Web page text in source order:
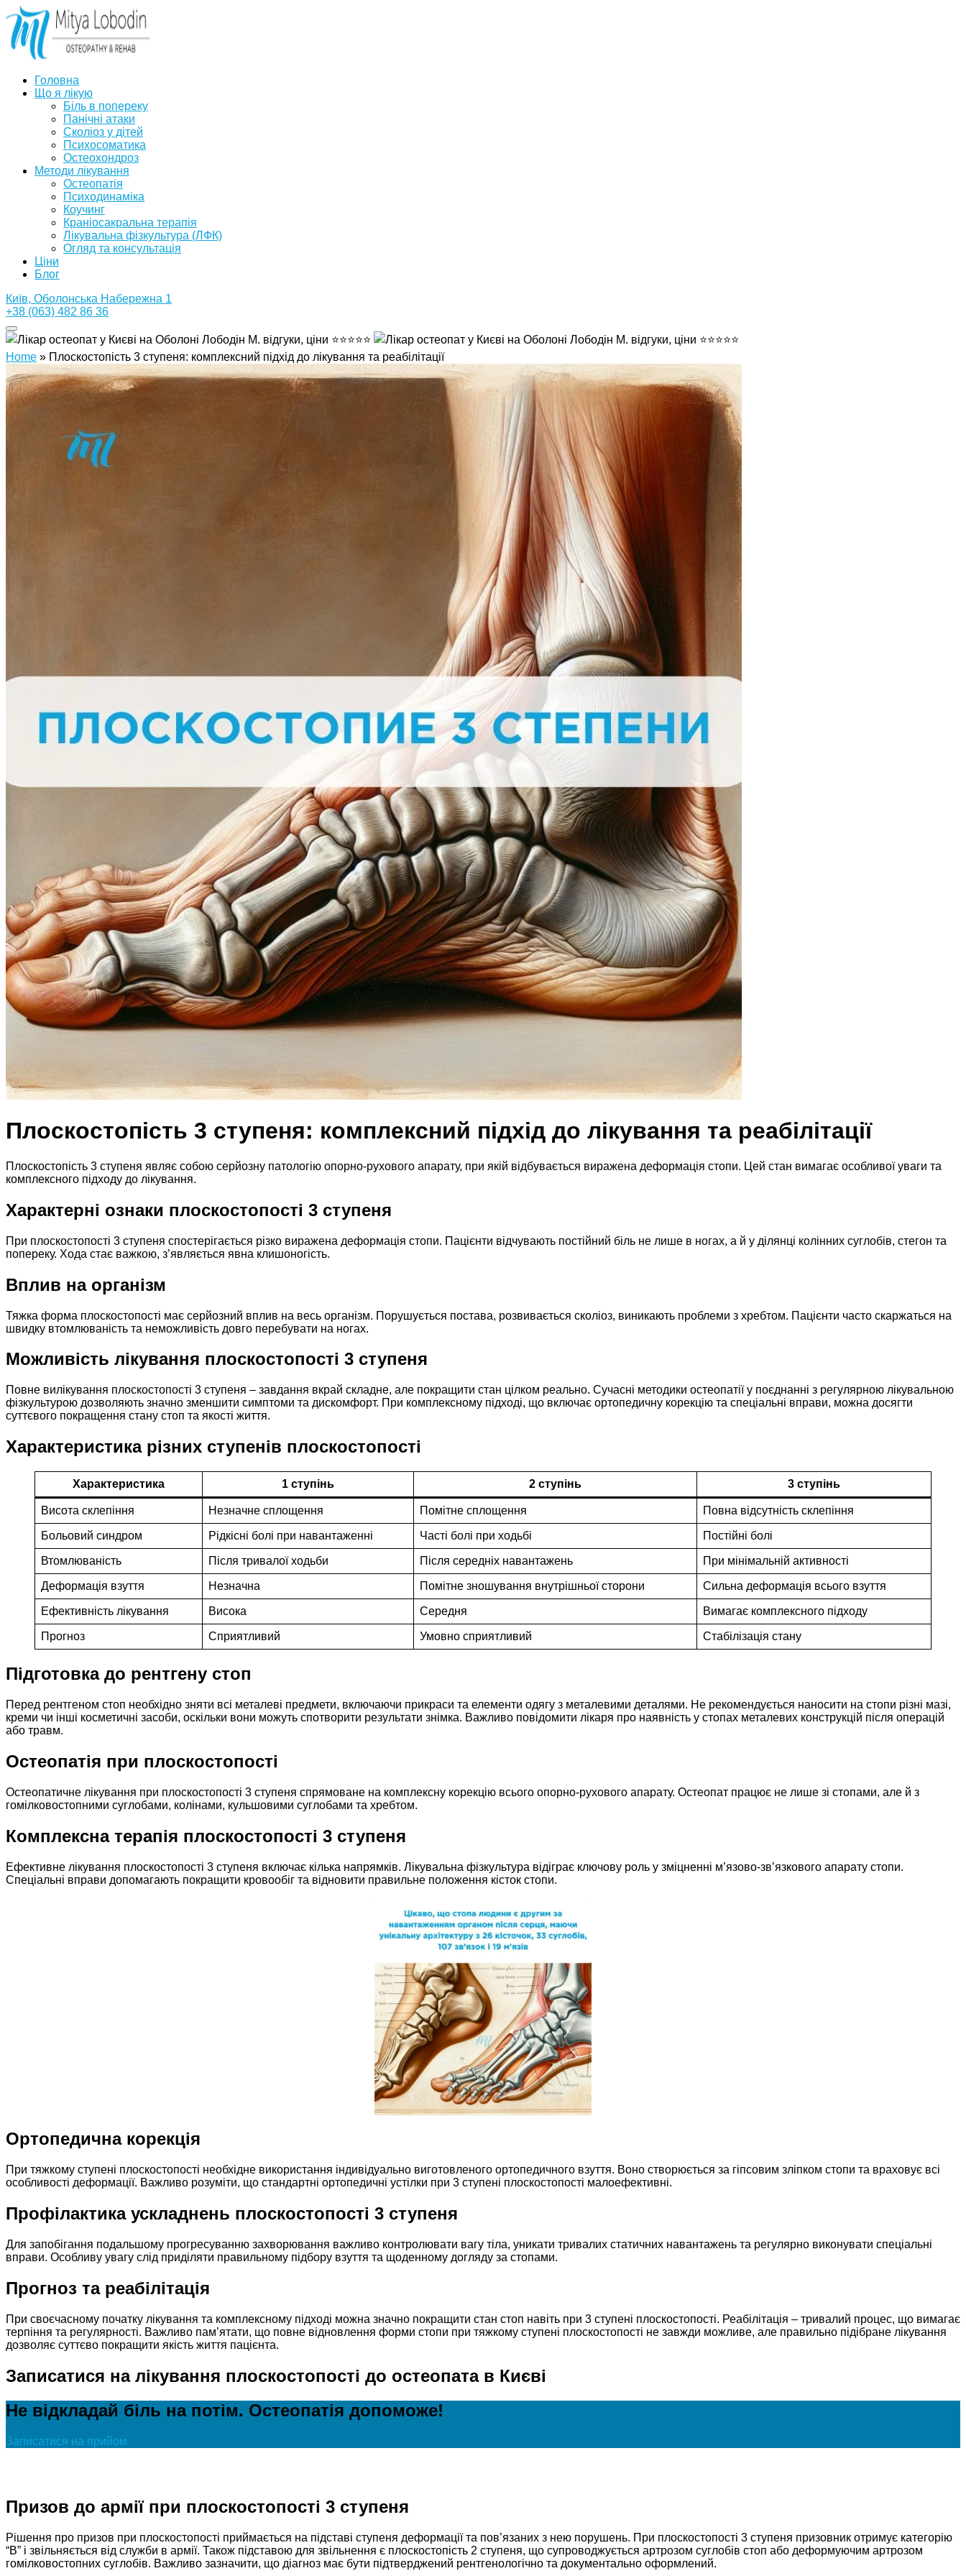
Головна
Що я лікую
Біль в попереку
Панічні атаки
Сколіоз у дітей
Психосоматика
Остеохондроз
Методи лікування
Остеопатія
Психодинаміка
Коучинг
Краніосакральна терапія
Лікувальна фізкультура (ЛФК)
Огляд та консультація
Ціни
Блог
Київ, Оболонська Набережна 1
+38 (063) 482 86 36
Home » Плоскостопість 3 ступеня: комплексний підхід до лікування та реабілітації
Плоскостопість 3 ступеня: комплексний підхід до лікування та реабілітації
Плоскостопість 3 ступеня являє собою серйозну патологію опорно-рухового апарату, при якій відбувається виражена деформація стопи. Цей стан вимагає особливої уваги та
комплексного підходу до лікування.
Характерні ознаки плоскостопості 3 ступеня
При плоскостопості 3 ступеня спостерігається різко виражена деформація стопи. Пацієнти відчувають постійний біль не лише в ногах, а й у ділянці колінних суглобів, стегон та
попереку. Хода стає важкою, з’являється явна клишоногість.
Вплив на організм
Тяжка форма плоскостопості має серйозний вплив на весь організм. Порушується постава, розвивається сколіоз, виникають проблеми з хребтом. Пацієнти часто скаржаться на
швидку втомлюваність та неможливість довго перебувати на ногах.
Можливість лікування плоскостопості 3 ступеня
Повне вилікування плоскостопості 3 ступеня – завдання вкрай складне, але покращити стан цілком реально. Сучасні методики остеопатії у поєднанні з регулярною лікувальною
фізкультурою дозволяють значно зменшити симптоми та дискомфорт. При комплексному підході, що включає ортопедичну корекцію та спеціальні вправи, можна досягти
суттєвого покращення стану стоп та якості життя.
Характеристика різних ступенів плоскостопості
Характеристика 1 ступінь 2 ступінь 3 ступінь
Висота склепіння Незначне сплощення Помітне сплощення Повна відсутність склепіння
Больовий синдром Рідкісні болі при навантаженні Часті болі при ходьбі Постійні болі
Втомлюваність Після тривалої ходьби Після середніх навантажень При мінімальній активності
Деформація взуття Незначна Помітне зношування внутрішньої сторони Сильна деформація всього взуття
Ефективність лікування Висока Середня Вимагає комплексного підходу
Прогноз Сприятливий Умовно сприятливий Стабілізація стану
Підготовка до рентгену стоп
Перед рентгеном стоп необхідно зняти всі металеві предмети, включаючи прикраси та елементи одягу з металевими деталями. Не рекомендується наносити на стопи різні мазі,
креми чи інші косметичні засоби, оскільки вони можуть спотворити результати знімка. Важливо повідомити лікаря про наявність у стопах металевих конструкцій після операцій
або травм.
Остеопатія при плоскостопості
Остеопатичне лікування при плоскостопості 3 ступеня спрямоване на комплексну корекцію всього опорно-рухового апарату. Остеопат працює не лише зі стопами, але й з
гомілковостопними суглобами, колінами, кульшовими суглобами та хребтом.
Комплексна терапія плоскостопості 3 ступеня
Ефективне лікування плоскостопості 3 ступеня включає кілька напрямків. Лікувальна фізкультура відіграє ключову роль у зміцненні м’язово-зв’язкового апарату стопи.
Спеціальні вправи допомагають покращити кровообіг та відновити правильне положення кісток стопи.
Ортопедична корекція
При тяжкому ступені плоскостопості необхідне використання індивідуально виготовленого ортопедичного взуття. Воно створюється за гіпсовим зліпком стопи та враховує всі
особливості деформації. Важливо розуміти, що стандартні ортопедичні устілки при 3 ступені плоскостопості малоефективні.
Профілактика ускладнень плоскостопості 3 ступеня
Для запобігання подальшому прогресуванню захворювання важливо контролювати вагу тіла, уникати тривалих статичних навантажень та регулярно виконувати спеціальні
вправи. Особливу увагу слід приділяти правильному підбору взуття та щоденному догляду за стопами.
Прогноз та реабілітація
При своєчасному початку лікування та комплексному підході можна значно покращити стан стоп навіть при 3 ступені плоскостопості. Реабілітація – тривалий процес, що вимагає
терпіння та регулярності. Важливо пам’ятати, що повне відновлення форми стопи при тяжкому ступені плоскостопості не завжди можливе, але правильно підібране лікування
дозволяє суттєво покращити якість життя пацієнта.
Записатися на лікування плоскостопості до остеопата в Києві
Не відкладай біль на потім. Остеопатія допоможе!
Записатися на прийом
Призов до армії при плоскостопості 3 ступеня
Рішення про призов при плоскостопості приймається на підставі ступеня деформації та пов’язаних з нею порушень. При плоскостопості 3 ступеня призовник отримує категорію
“В” і звільняється від служби в армії. Також підставою для звільнення є плоскостопість 2 ступеня, що супроводжується артрозом суглобів стоп або деформуючим артрозом
гомілковостопних суглобів. Важливо зазначити, що діагноз має бути підтверджений рентгенологічно та документально оформлений.